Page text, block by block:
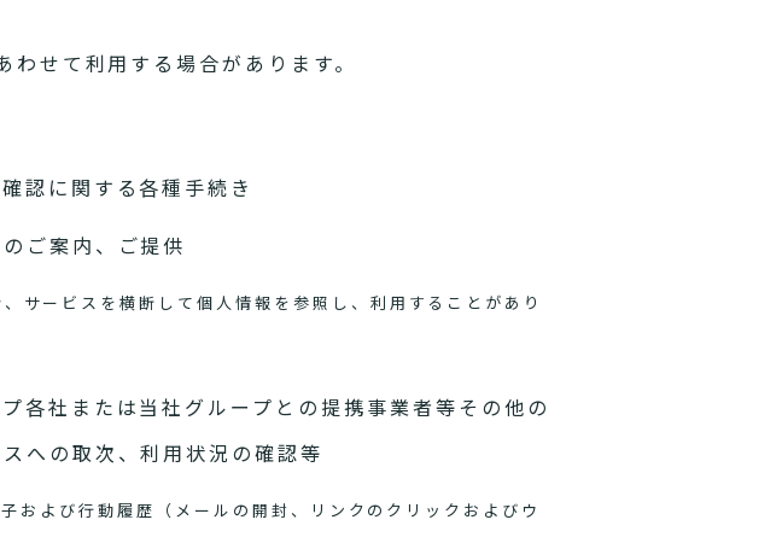
せて利用する場合があります。
認に関する各種手続き
ご案内、ご提供
サービスを横断して個人情報を参照し、利用することがあり
各社または当社グループとの提携事業者等その他の
への取次、利用状況の確認等
よび行動履歴（メールの開封、リンクのクリックおよびウ